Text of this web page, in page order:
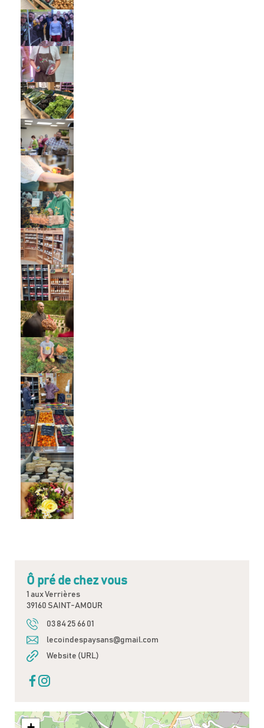
Ô pré de chez vous
1 aux Verrières
39160 SAINT-AMOUR
03 84 25 66 01
lecoindespaysans@gmail.com
Website (URL)